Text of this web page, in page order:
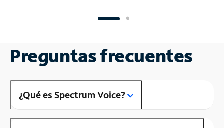
Preguntas frecuentes
¿Qué es Spectrum Voice?